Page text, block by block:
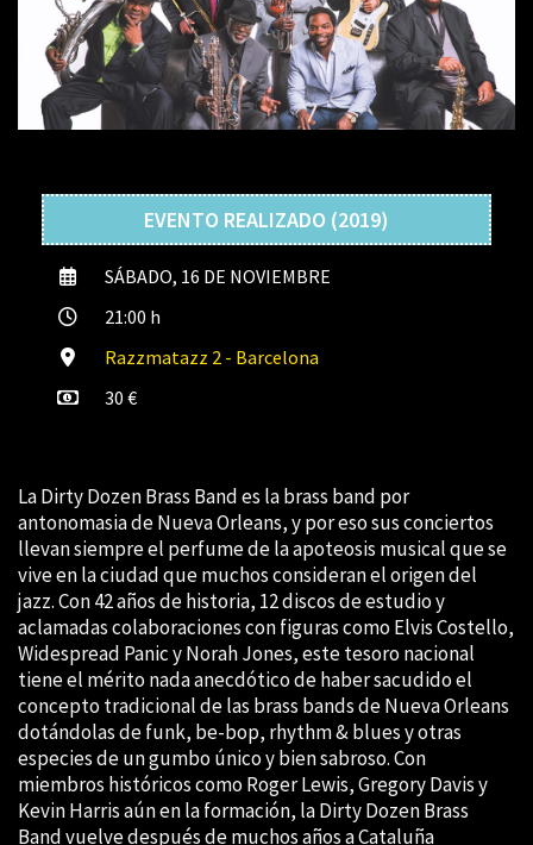
EVENTO REALIZADO (2019)
SÁBADO, 16 DE NOVIEMBRE
21:00 h
Razzmatazz 2 - Barcelona
30 €
La Dirty Dozen Brass Band es la brass band por
antonomasia de Nueva Orleans, y por eso sus conciertos
llevan siempre el perfume de la apoteosis musical que se
vive en la ciudad que muchos consideran el origen del
jazz. Con 42 años de historia, 12 discos de estudio y
aclamadas colaboraciones con figuras como Elvis Costello,
Widespread Panic y Norah Jones, este tesoro nacional
tiene el mérito nada anecdótico de haber sacudido el
concepto tradicional de las brass bands de Nueva Orleans
dotándolas de funk, be-bop, rhythm & blues y otras
especies de un gumbo único y bien sabroso. Con
miembros históricos como Roger Lewis, Gregory Davis y
Kevin Harris aún en la formación, la Dirty Dozen Brass
Band vuelve después de muchos años a Cataluña